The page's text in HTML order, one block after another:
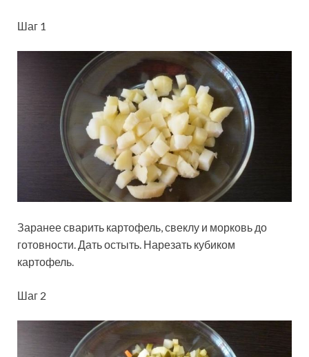
Шаг 1
Заранее сварить картофель, свеклу и морковь до
готовности. Дать остыть. Нарезать кубиком
картофель.
Шаг 2